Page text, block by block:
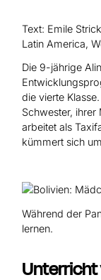
Text: Emile
Latin America,
Die 9-jährige
die vierte
Schwester, ihrer
arbeitet als
kümmert sich
Während der
lernen.
Unterricht